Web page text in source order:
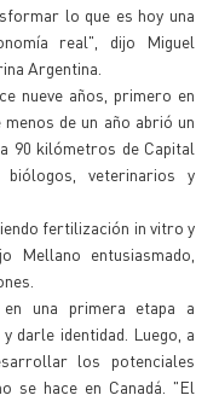
lo que es hoy una
real", dijo Miguel
Argentina.
nueve años, primero en
de un año abrió un
90 kilómetros de Capital
veterinarios y
fertilización in vitro y
Mellano entusiasmado,
una primera etapa a
darle identidad. Luego, a
los potenciales
se hace en Canadá. "El